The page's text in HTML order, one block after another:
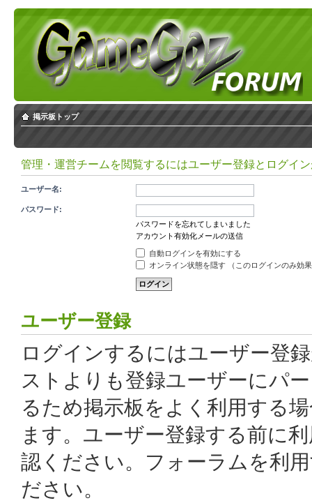
掲示板トップ
管理・運営チームを閲覧するにはユーザー登録とログイ
ユーザー名:
パスワード:
パスワードを忘れてしまいました
アカウント有効化メールの送信
自動ログインを有効にする
オンライン状態を隠す （このログインのみ効
ユーザー登録
ログインするにはユーザー登
ストよりも登録ユーザーにパ
るため掲示板をよく利用する
ます。ユーザー登録する前に
認ください。フォーラムを利
ださい。